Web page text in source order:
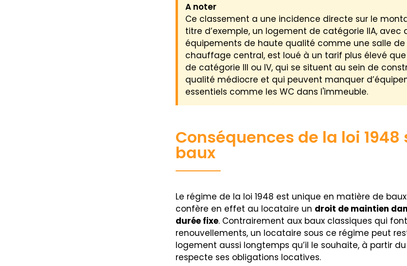
A noter
Ce classement a une incidence directe sur le
titre d’exemple, un logement de catégorie IIA, avec
équipements de haute qualité comme une salle de
chauffage central, est loué à un tarif plus élevé
de catégorie III ou IV, qui se situent au sein de
qualité médiocre et qui peuvent manquer
essentiels comme les WC dans l'immeuble.
Conséquences de la loi 1948
baux
Le régime de la loi 1948 est unique en matière de
confère en effet au locataire un droit de maintien
durée fixe. Contrairement aux baux classiques qui
renouvellements, un locataire sous ce régime peut
logement aussi longtemps qu’il le souhaite, à partir
respecte ses obligations locatives.